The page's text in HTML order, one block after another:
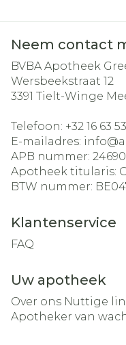
Neem contact
BVBA Apotheek
Wersbeekstraat 12
3391 Tielt-Winge
Telefoon: +32 16 63
E-mailadres: info@
APB nummer:
Apotheek titularis:
BTW nummer:
Klantenservice
FAQ
Uw apotheek
Over ons Nuttige
Apotheker van